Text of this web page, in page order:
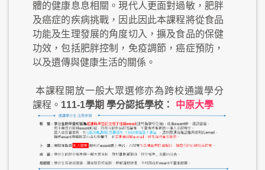
體的健康息息相關。現代人更面對過敏，肥胖
及癌症的疾病挑戰，因此因此本課程將從食品
功能及生理發展的角度切入，擴及食品的保健
功效，包括肥胖控制，免疫調節，癌症預防，
以及遺傳與健康生活的關係。
本課程開放一般大眾選修亦為跨校通識學分
課程。 111-1學期 學分認抵學校： 中原大學